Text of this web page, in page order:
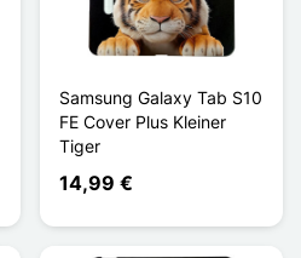
Samsung Galaxy Tab S10
FE Cover Plus Kleiner
Tiger
14,99 €